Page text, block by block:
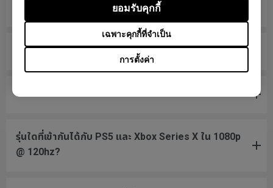
การตั้งค่า
เฉพาะคุกกี้ที่จำเป็น
ยอมรับคุกกี้
ฉันจะใช้งาน VESA มาตรฐานกับหน้าจอนี้อย่างไร?
หน้าจอนี้รองรับ 220V หรือ 110V หรือไม่?
จอมอนิเตอร์นี้มีลำโพงหรือไม่?
รุ่นใดที่เข้ากันได้กับ PS5 และ Xbox Series X ใน 1080p
@ 120hz?